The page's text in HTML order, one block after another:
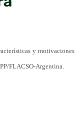
y motivaciones
FLACSO-Argentina.